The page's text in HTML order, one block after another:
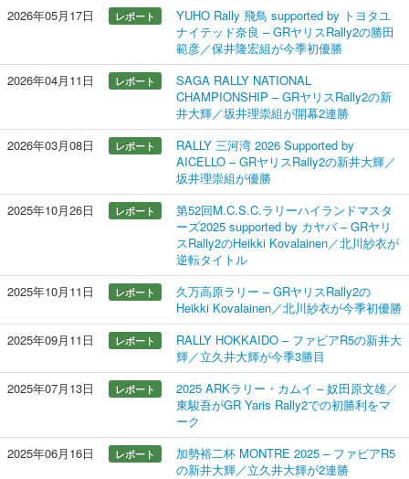
2026年05月17日
レポート
YUHO Rally 飛鳥 supported by トヨタユ
ナイテッド奈良 – GRヤリスRally2の勝田
範彦／保井隆宏組が今季初優勝
2026年04月11日
レポート
SAGA RALLY NATIONAL
CHAMPIONSHIP – GRヤリスRally2の新
井大輝／坂井理崇組が開幕2連勝
2026年03月08日
レポート
RALLY 三河湾 2026 Supported by
AICELLO – GRヤリスRally2の新井大輝／
坂井理崇組が優勝
2025年10月26日
レポート
第52回M.C.S.C.ラリーハイランドマスタ
ーズ2025 supported by カヤバ – GRヤリ
スRally2のHeikki Kovalainen／北川紗衣が
逆転タイトル
2025年10月11日
レポート
久万高原ラリー – GRヤリスRally2の
Heikki Kovalainen／北川紗衣が今季初優勝
2025年09月11日
レポート
RALLY HOKKAIDO – ファビアR5の新井大
輝／立久井大輝が今季3勝目
2025年07月13日
レポート
2025 ARKラリー・カムイ – 奴田原文雄／
東駿吾がGR Yaris Rally2での初勝利をマ
ーク
2025年06月16日
レポート
加勢裕二杯 MONTRE 2025 – ファビアR5
の新井大輝／立久井大輝が2連勝